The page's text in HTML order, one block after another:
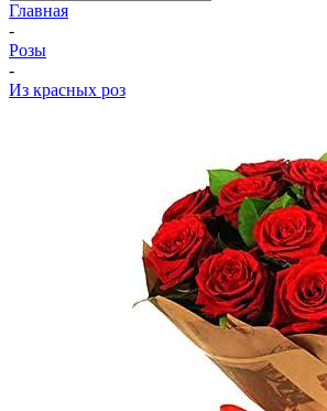
Главная
-
Розы
-
Из красных роз